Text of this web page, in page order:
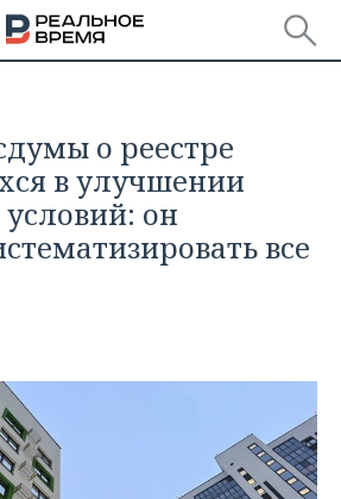
о реестре
в улучшении
он
все